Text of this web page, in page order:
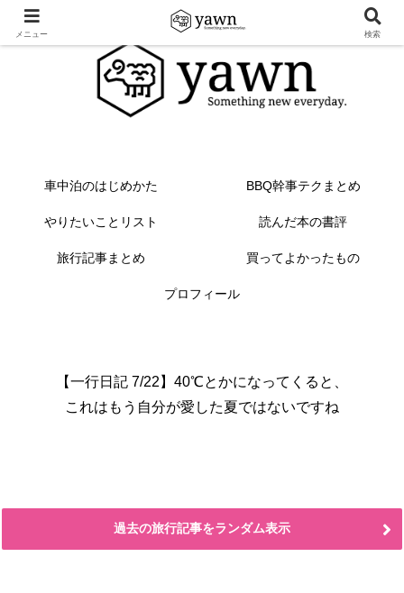
車中泊のはじめかた BBQ幹事テクまとめ
やりたいことリスト 読んだ本の書評
旅行記事まとめ 買ってよかったもの
プロフィール
【一行日記 7/22】40℃とかになってくると、
これはもう自分が愛した夏ではないですね
過去の旅行記事をランダム表示
メニュー 検索